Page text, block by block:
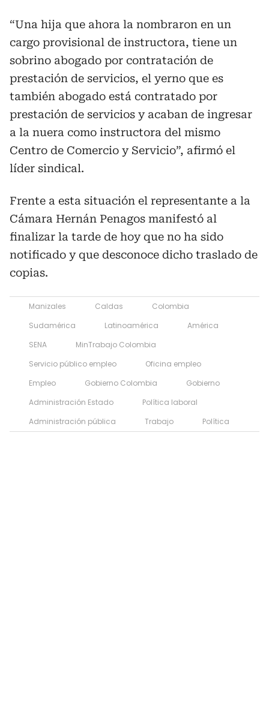
“Una hija que ahora la nombraron en un
cargo provisional de instructora, tiene un
sobrino abogado por contratación de
prestación de servicios, el yerno que es
también abogado está contratado por
prestación de servicios y acaban de ingresar
a la nuera como instructora del mismo
Centro de Comercio y Servicio”, afirmó el
líder sindical.
Frente a esta situación el representante a la
Cámara Hernán Penagos manifestó al
finalizar la tarde de hoy que no ha sido
notificado y que desconoce dicho traslado de
copias.
Manizales Caldas
Colombia
Sudamérica
Latinoamérica
América
SENA
MinTrabajo Colombia
Servicio público empleo
Oficina empleo
Empleo
Gobierno Colombia
Gobierno
Administración Estado
Política laboral
Administración pública
Trabajo Política